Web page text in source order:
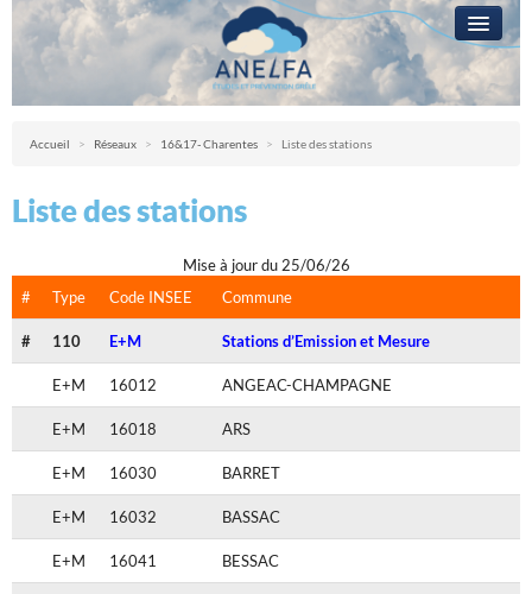
L’ANELFA
CAMPAGNE
ACCÈS RÉSERVÉ
Accueil > Réseaux > 16&17- Charentes > Liste des stations
Liste des stations
Mise à jour du 25/06/26
#
Type Code INSEE Commune
# 110 E+M Stations d’Emission et Mesure
E+M 16012 ANGEAC-CHAMPAGNE
E+M 16018 ARS
E+M 16030 BARRET
E+M 16032 BASSAC
E+M 16041 BESSAC